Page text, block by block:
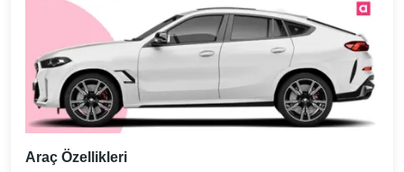
Araç Özellikleri